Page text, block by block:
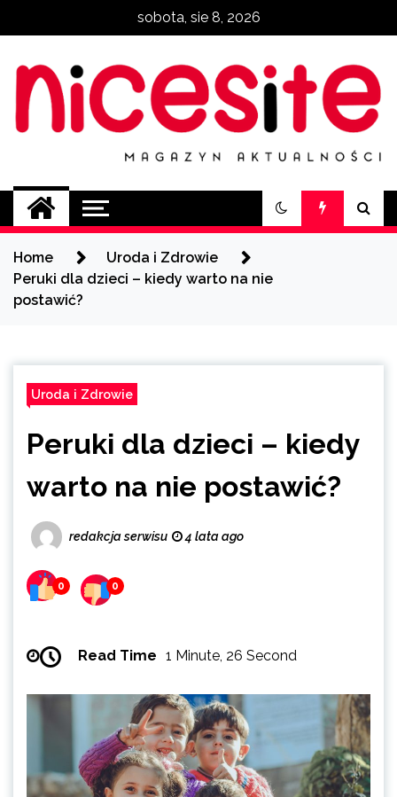
sobota, sie 8, 2026
NiceSite.com.pl
magazyn aktualności
Home
Uroda i Zdrowie
Peruki dla dzieci – kiedy warto na nie
postawić?
Uroda i Zdrowie
Peruki dla dzieci – kiedy
warto na nie postawić?
redakcja serwisu 4 lata ago
0 0
Read Time 1 Minute, 26 Second